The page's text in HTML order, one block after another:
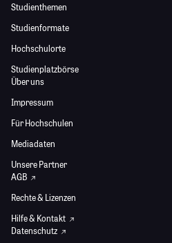
Studienthemen
Studienformate
Hochschulorte
Studienplatzbörse
Über uns
Impressum
Für Hochschulen
Mediadaten
Unsere Partner
AGB
Rechte & Lizenzen
Hilfe & Kontakt
Datenschutz